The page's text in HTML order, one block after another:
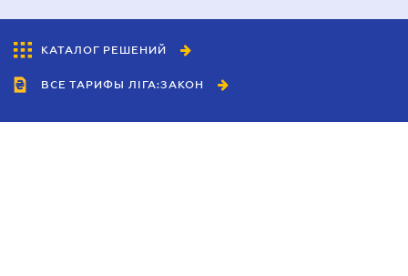
КАТАЛОГ РЕШЕНИЙ
ВСЕ ТАРИФЫ ЛІГА:ЗАКОН